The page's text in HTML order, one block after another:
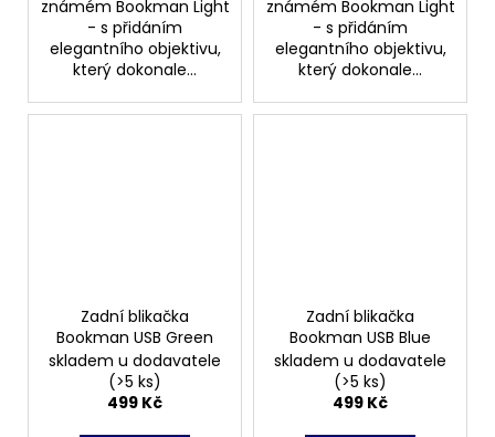
známém Bookman Light
- s přidáním
elegantního objektivu,
který dokonale...
známém Bookman Light
- s přidáním
elegantního objektivu,
který dokonale...
Zadní blikačka
Bookman USB Green
skladem u dodavatele
(>5 ks)
499 Kč
Zadní blikačka
Bookman USB Blue
skladem u dodavatele
(>5 ks)
499 Kč